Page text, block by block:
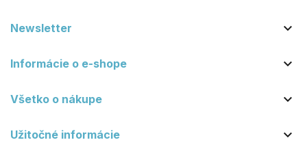
Newsletter 
Informácie o e-shope 
Všetko o nákupe 
Užitočné informácie 